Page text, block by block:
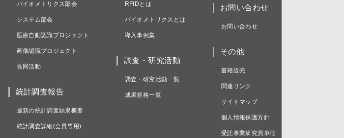
バイオメトリクス部会
システム部会
医療自動認識プロジェクト
画像認識プロジェクト
合同活動
統計調査報告
最新の統計調査結果概要
統計調査詳細(会員専用)
RFIDとは
バイオメトリクスとは
導入事例集
調査・研究活動
調査・研究活動一覧
成果規格一覧
お問い合わせ
お問い合わせ
その他
書籍販売
関連リンク
サイトマップ
個人情報保護方針
受託事業研究員単価